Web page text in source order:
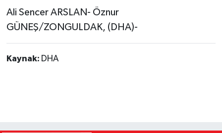
Ali Sencer ARSLAN- Öznur
GÜNEŞ/ZONGULDAK, (DHA)-
Kaynak: DHA